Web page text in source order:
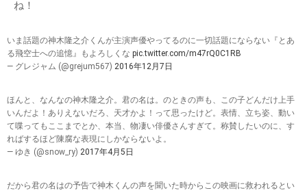
ね！
いま話題の神木隆之介くんが主演声優やってるのに一切話題にならない『とあ
る飛空士への追憶』もよろしくな pic.twitter.com/m47rQ0C1RB
— グレジャム (@grejum567) 2016年12月7日
ほんと、なんなの神木隆之介。君の名は。のときの声も、この子どんだけ上手
いんだよ！ありえないだろ、天才かよ！って思ったけど。表情、立ち姿、動い
て喋ってもここまでとか、本当、物凄い俳優さんすぎて。称賛したいのに、す
ればするほど陳腐な表現にしかならないよ。
— ゆき (@snow_ry) 2017年4月5日
だから君の名はの予告で神木くんの声を聞いた時からこの映画に救われるとい